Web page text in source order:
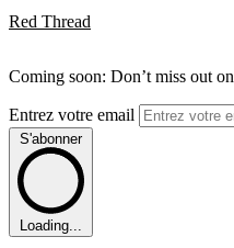
Red Thread
Coming soon: Don’t miss out
Entrez votre email
S'abonner
Loading...